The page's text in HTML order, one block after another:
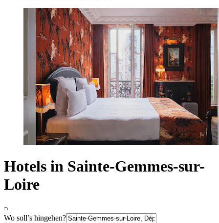
Hotels in Sainte-Gemmes-sur-
Loire
Wo soll’s hingehen?